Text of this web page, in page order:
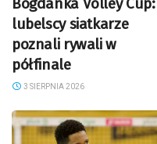
lubelscy siatkarze
poznali rywali w
półfinale
3 SIERPNIA 2026